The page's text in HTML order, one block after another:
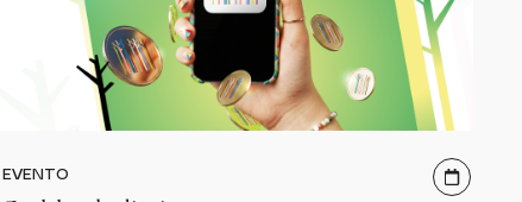
EVENTO